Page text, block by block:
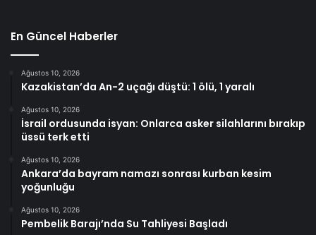
En Güncel Haberler
Ağustos 10, 2026
Kazakistan’da An-2 uçağı düştü: 1 ölü, 1 yaralı
Ağustos 10, 2026
İsrail ordusunda isyan: Onlarca asker silahlarını bırakıp
üssü terk etti
Ağustos 10, 2026
Ankara’da bayram namazı sonrası kurban kesim
yoğunluğu
Ağustos 10, 2026
Pembelik Barajı’nda Su Tahliyesi Başladı